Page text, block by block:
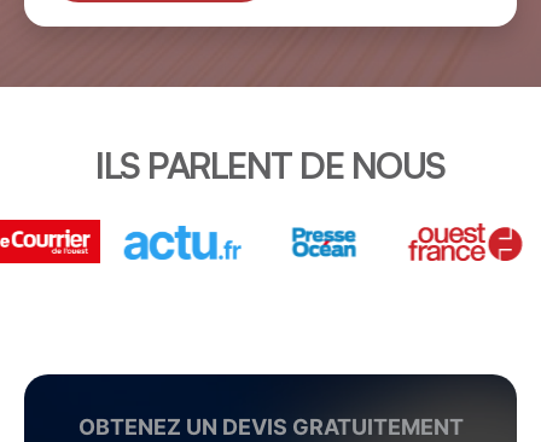
ILS PARLENT DE NOUS
OBTENEZ UN DEVIS GRATUITEMENT